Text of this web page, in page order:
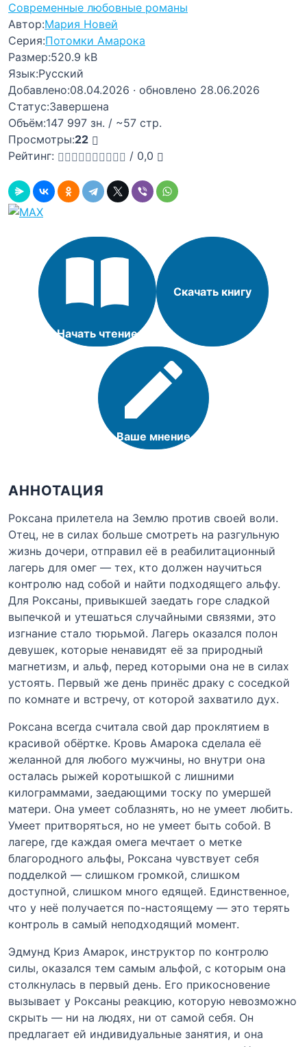
Современные любовные романы
Автор:Мария Новей
Серия:Потомки Амарока
Размер:520.9 kB
Язык:Русский
Добавлено:08.04.2026 · обновлено 28.06.2026
Статус:Завершена
Объём:147 997 зн. / ~57 стр.
Просмотры:22
Рейтинг:
/ 0,0
Начать чтение
Скачать книгу
Ваше мнение
АННОТАЦИЯ
Роксана прилетела на Землю против своей воли.
Отец, не в силах больше смотреть на разгульную
жизнь дочери, отправил её в реабилитационный
лагерь для омег — тех, кто должен научиться
контролю над собой и найти подходящего альфу.
Для Роксаны, привыкшей заедать горе сладкой
выпечкой и утешаться случайными связями, это
изгнание стало тюрьмой. Лагерь оказался полон
девушек, которые ненавидят её за природный
магнетизм, и альф, перед которыми она не в силах
устоять. Первый же день принёс драку с соседкой
по комнате и встречу, от которой захватило дух.
Роксана всегда считала свой дар проклятием в
красивой обёртке. Кровь Амарока сделала её
желанной для любого мужчины, но внутри она
осталась рыжей коротышкой с лишними
килограммами, заедающими тоску по умершей
матери. Она умеет соблазнять, но не умеет любить.
Умеет притворяться, но не умеет быть собой. В
лагере, где каждая омега мечтает о метке
благородного альфы, Роксана чувствует себя
подделкой — слишком громкой, слишком
доступной, слишком много едящей. Единственное,
что у неё получается по-настоящему — это терять
контроль в самый неподходящий момент.
Эдмунд Криз Амарок, инструктор по контролю
силы, оказался тем самым альфой, с которым она
столкнулась в первый день. Его прикосновение
вызывает у Роксаны реакцию, которую невозможно
скрыть — ни на людях, ни от самой себя. Он
предлагает ей индивидуальные занятия, и она